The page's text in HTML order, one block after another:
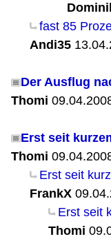
fast 85
Andi35
Der Ausflug
Thomi
Erst seit
Thomi
Erst seit
FrankX
Erst seit
Thomi